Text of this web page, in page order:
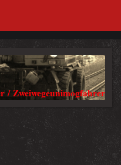
/ Zweiwegeunimogfahrer